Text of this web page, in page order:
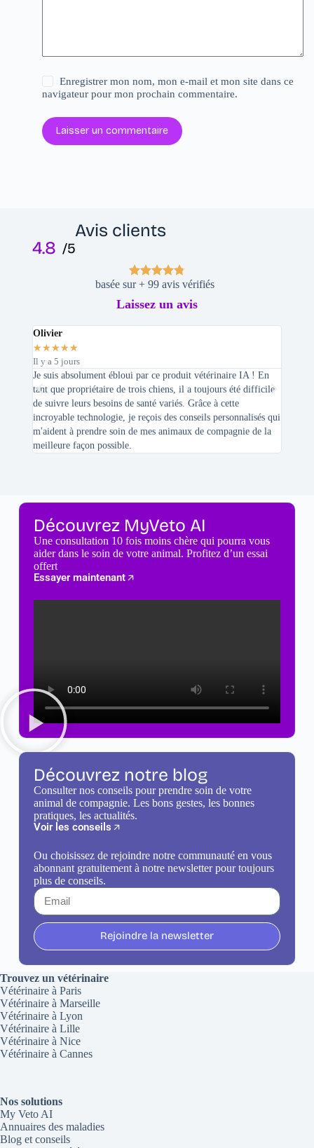
Enregistrer mon nom, mon e-mail et mon site dans ce
navigateur pour mon prochain commentaire.
Laisser un commentaire
Avis clients
4.8 /5
basée sur + 99 avis vérifiés
Laissez un avis
Olivier
★★★★★
Il y a 5 jours
Je suis absolument ébloui par ce produit vétérinaire IA ! En
tant que propriétaire de trois chiens, il a toujours été difficile
de suivre leurs besoins de santé variés. Grâce à cette
incroyable technologie, je reçois des conseils personnalisés qui
m'aident à prendre soin de mes animaux de compagnie de la
meilleure façon possible.
Découvrez MyVeto AI
Une consultation 10 fois moins chère qui pourra vous
aider dans le soin de votre animal. Profitez d’un essai
offert
Essayer maintenant
Découvrez notre blog
Consulter nos conseils pour prendre soin de votre
animal de compagnie. Les bons gestes, les bonnes
pratiques, les actualités.
Voir les conseils
Ou choisissez de rejoindre notre communauté en vous
abonnant gratuitement à notre newsletter pour toujours
plus de conseils.
Rejoindre la newsletter
Trouvez un vétérinaire
Vétérinaire à Paris
Vétérinaire à Marseille
Vétérinaire à Lyon
Vétérinaire à Lille
Vétérinaire à Nice
Vétérinaire à Cannes
Nos solutions
My Veto AI
Annuaires des maladies
Blog et conseils